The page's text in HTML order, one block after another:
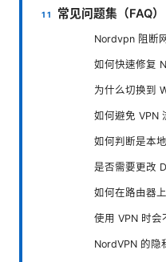
常见问题集（FAQ）
Nordvpn 阻断
如何快速修复
为什么切换到
如何避免 VPN
如何判断是本
是否需要更改
如何在路由器
使用 VPN 时会
NordVPN 的隐